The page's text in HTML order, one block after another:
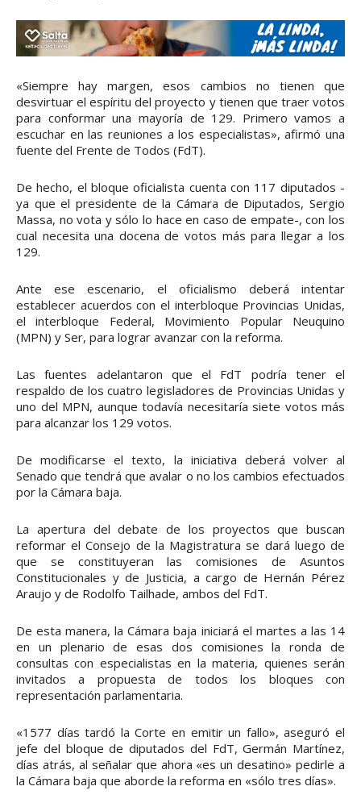
«Siempre hay margen, esos cambios no tienen que
desvirtuar el espíritu del proyecto y tienen que traer votos
para conformar una mayoría de 129. Primero vamos a
escuchar en las reuniones a los especialistas», afirmó una
fuente del Frente de Todos (FdT).
De hecho, el bloque oficialista cuenta con 117 diputados -
ya que el presidente de la Cámara de Diputados, Sergio
Massa, no vota y sólo lo hace en caso de empate-, con los
cual necesita una docena de votos más para llegar a los
129.
Ante ese escenario, el oficialismo deberá intentar
establecer acuerdos con el interbloque Provincias Unidas,
el interbloque Federal, Movimiento Popular Neuquino
(MPN) y Ser, para lograr avanzar con la reforma.
Las fuentes adelantaron que el FdT podría tener el
respaldo de los cuatro legisladores de Provincias Unidas y
uno del MPN, aunque todavía necesitaría siete votos más
para alcanzar los 129 votos.
De modificarse el texto, la iniciativa deberá volver al
Senado que tendrá que avalar o no los cambios efectuados
por la Cámara baja.
La apertura del debate de los proyectos que buscan
reformar el Consejo de la Magistratura se dará luego de
que se constituyeran las comisiones de Asuntos
Constitucionales y de Justicia, a cargo de Hernán Pérez
Araujo y de Rodolfo Tailhade, ambos del FdT.
De esta manera, la Cámara baja iniciará el martes a las 14
en un plenario de esas dos comisiones la ronda de
consultas con especialistas en la materia, quienes serán
invitados a propuesta de todos los bloques con
representación parlamentaria.
«1577 días tardó la Corte en emitir un fallo», aseguró el
jefe del bloque de diputados del FdT, Germán Martínez,
días atrás, al señalar que ahora «es un desatino» pedirle a
la Cámara baja que aborde la reforma en «sólo tres días».